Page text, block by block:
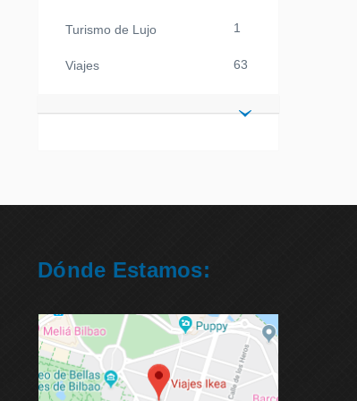
Turismo de Lujo 1
Viajes 63
Dónde Estamos: